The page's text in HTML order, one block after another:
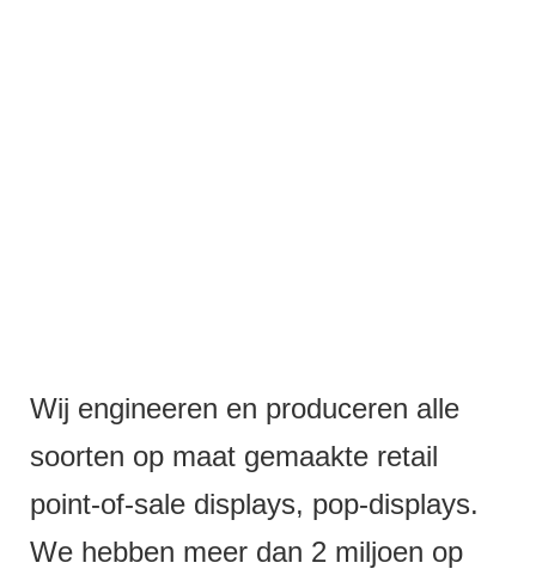
Wij engineeren en produceren alle
soorten op maat gemaakte retail
point-of-sale displays, pop-displays.
We hebben meer dan 2 miljoen op